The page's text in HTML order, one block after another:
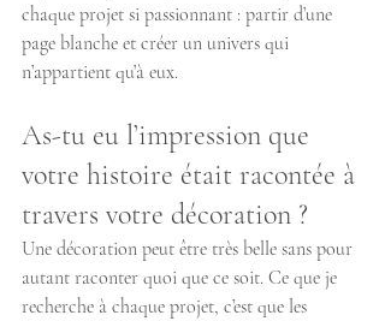
chaque projet si passionnant : partir d’une
page blanche et créer un univers qui
n’appartient qu’à eux.
As-tu eu l’impression que
votre histoire était racontée à
travers votre décoration ?
Une décoration peut être très belle sans pour
autant raconter quoi que ce soit. Ce que je
recherche à chaque projet, c’est que les